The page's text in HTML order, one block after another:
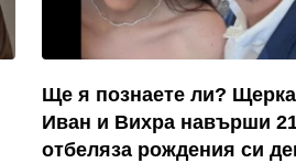
Ще я познаете ли?
Иван и Вихра навърши
отбеляза рождения си